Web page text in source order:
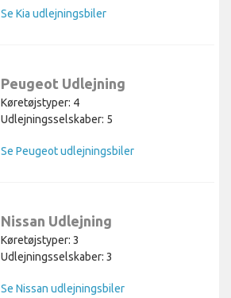
Se Kia udlejningsbiler
Peugeot Udlejning
Køretøjstyper: 4
Udlejningsselskaber: 5
Se Peugeot udlejningsbiler
Nissan Udlejning
Køretøjstyper: 3
Udlejningsselskaber: 3
Se Nissan udlejningsbiler